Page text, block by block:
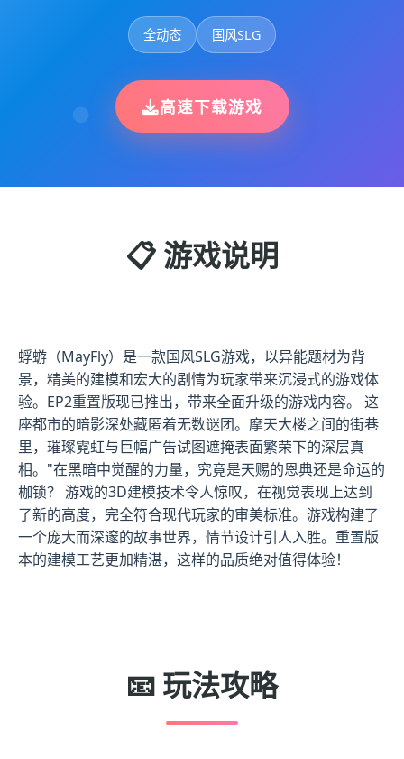
全动态 国风SLG
高速下载游戏
📋 游戏说明
蜉蝣（MayFly）是一款国风SLG游戏，以异能题材为背
景，精美的建模和宏大的剧情为玩家带来沉浸式的游戏体
验。EP2重置版现已推出，带来全面升级的游戏内容。 这
座都市的暗影深处藏匿着无数谜团。摩天大楼之间的街巷
里，璀璨霓虹与巨幅广告试图遮掩表面繁荣下的深层真
相。"在黑暗中觉醒的力量，究竟是天赐的恩典还是命运的
枷锁？ 游戏的3D建模技术令人惊叹，在视觉表现上达到
了新的高度，完全符合现代玩家的审美标准。游戏构建了
一个庞大而深邃的故事世界，情节设计引人入胜。重置版
本的建模工艺更加精湛，这样的品质绝对值得体验！
📧 玩法攻略